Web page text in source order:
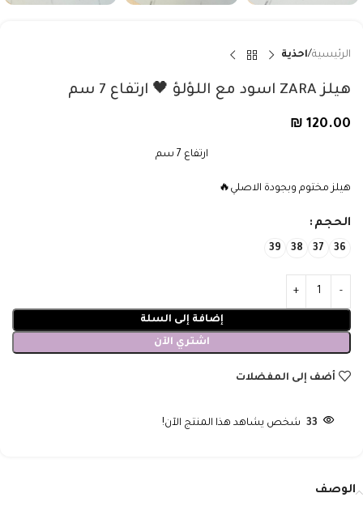
الرئيسية احذية
هيلز ZARA اسود مع اللؤلؤ 🖤 ارتفاع 7 سم
₪ 120.00
ارتفاع 7 سم
هيلز مختوم وبجودة الاصلي🔥
الحجم
36
37
38
39
إضافة إلى السلة
اشتري الآن
أضف إلى المفضلات
33 شخص يشاهد هذا المنتج الآن!
الوصف